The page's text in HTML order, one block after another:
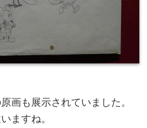
画も展示されていました。
ますね。